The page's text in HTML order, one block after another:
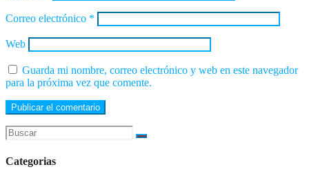
Correo electrónico *
Web
Guarda mi nombre, correo electrónico y web en este navegador
para la próxima vez que comente.
Categorias